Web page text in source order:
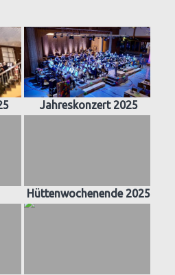
Jahreskonzert 2025
Hüttenwochenende 2025